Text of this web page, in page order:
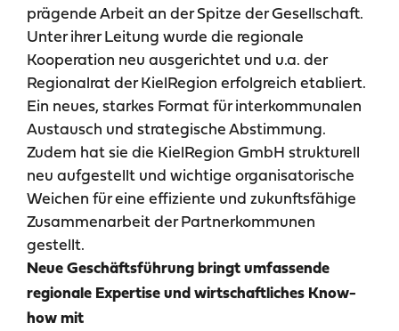
prägende Arbeit an der Spitze der Gesellschaft.
Unter ihrer Leitung wurde die regionale
Kooperation neu ausgerichtet und u.a. der
Regionalrat der KielRegion erfolgreich etabliert.
Ein neues, starkes Format für interkommunalen
Austausch und strategische Abstimmung.
Zudem hat sie die KielRegion GmbH strukturell
neu aufgestellt und wichtige organisatorische
Weichen für eine effiziente und zukunftsfähige
Zusammenarbeit der Partnerkommunen
gestellt.
Neue Geschäftsführung bringt umfassende
regionale Expertise und wirtschaftliches Know-
how mit